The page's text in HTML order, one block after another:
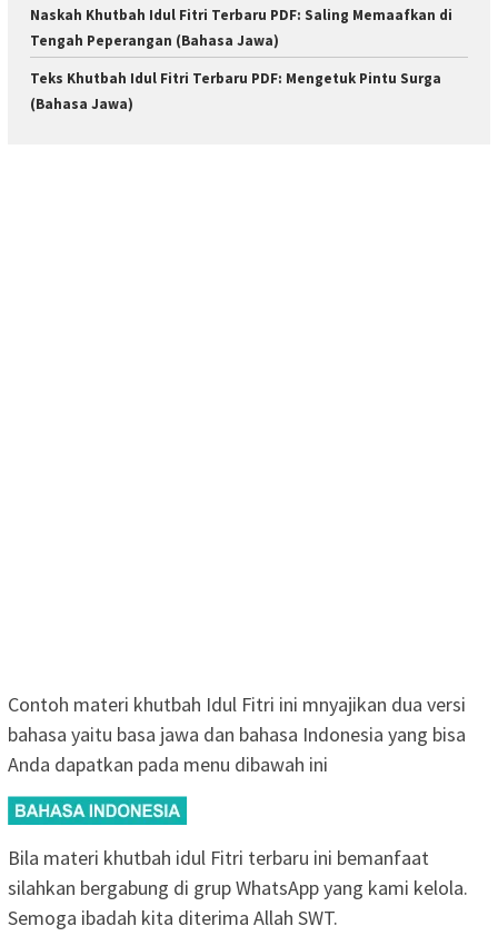
Naskah Khutbah Idul Fitri Terbaru PDF: Saling Memaafkan di
Tengah Peperangan (Bahasa Jawa)
Teks Khutbah Idul Fitri Terbaru PDF: Mengetuk Pintu Surga
(Bahasa Jawa)
Contoh materi khutbah Idul Fitri ini mnyajikan dua versi
bahasa yaitu basa jawa dan bahasa Indonesia yang bisa
Anda dapatkan pada menu dibawah ini
Bila materi khutbah idul Fitri terbaru ini bemanfaat
silahkan bergabung di grup WhatsApp yang kami kelola.
Semoga ibadah kita diterima Allah SWT.